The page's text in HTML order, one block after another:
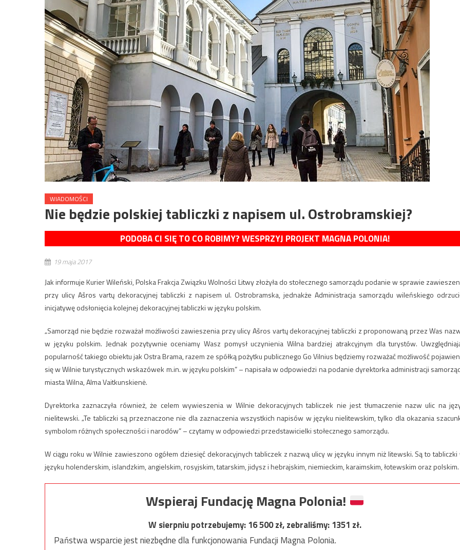
WIADOMOŚCI
Nie będzie polskiej tabliczki z napisem ul. Ostrobramskiej?
PODOBA CI SIĘ TO CO ROBIMY? WESPRZYJ PROJEKT MAGNA POLONIA!
19 maja 2017
Jak informuje Kurier Wileński, Polska Frakcja Związku Wolności Litwy złożyła do stołecznego samorządu podanie w sprawie
przy ulicy Ašros vartų dekoracyjnej tabliczki z napisem ul. Ostrobramska, jednakże Administracja samorządu wileńskiego
inicjatywę odsłonięcia kolejnej dekoracyjnej tabliczki w języku polskim.
„Samorząd nie będzie rozważał możliwości zawieszenia przy ulicy Ašros vartų dekoracyjnej tabliczki z proponowaną przez Was
w języku polskim. Jednak pozytywnie oceniamy Wasz pomysł uczynienia Wilna bardziej atrakcyjnym dla turystów.
popularność takiego obiektu jak Ostra Brama, razem ze spółką pożytku publicznego Go Vilnius będziemy rozważać możliwość
się w Wilnie turystycznych wskazówek m.in. w języku polskim” – napisała w odpowiedzi na podanie dyrektorka administracji
miasta Wilna, Alma Vaitkunskienė.
Dyrektorka zaznaczyła również, że celem wywieszenia w Wilnie dekoracyjnych tabliczek nie jest tłumaczenie nazw ulic na
nielitewski. „Te tabliczki są przeznaczone nie dla zaznaczenia wszystkich napisów w języku nielitewskim, tylko dla okazania
symbolom różnych społeczności i narodów” – czytamy w odpowiedzi przedstawicielki stołecznego samorządu.
W ciągu roku w Wilnie zawieszono ogółem dziesięć dekoracyjnych tabliczek z nazwą ulicy w języku innym niż litewski. Są to tabliczki
języku holenderskim, islandzkim, angielskim, rosyjskim, tatarskim, jidysz i hebrajskim, niemieckim, karaimskim, łotewskim oraz polskim.
Wspieraj Fundację Magna Polonia!
W sierpniu potrzebujemy:16 500zł, zebraliśmy:1351 zł.
Państwa wsparcie jest niezbędne dla funkcjonowania Fundacji Magna Polonia.